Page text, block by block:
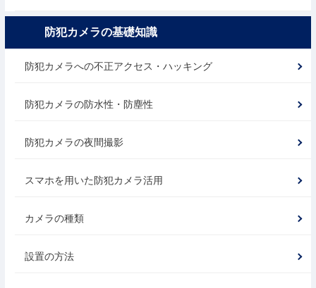
防犯カメラの基礎知識
防犯カメラへの不正アクセス・ハッキング
防犯カメラの防水性・防塵性
防犯カメラの夜間撮影
スマホを用いた防犯カメラ活用
カメラの種類
設置の方法